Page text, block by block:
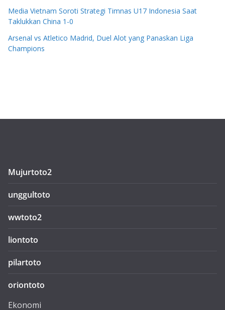
Media Vietnam Soroti Strategi Timnas U17 Indonesia Saat
Taklukkan China 1-0
Arsenal vs Atletico Madrid, Duel Alot yang Panaskan Liga
Champions
Mujurtoto2
unggultoto
wwtoto2
liontoto
pilartoto
oriontoto
Ekonomi